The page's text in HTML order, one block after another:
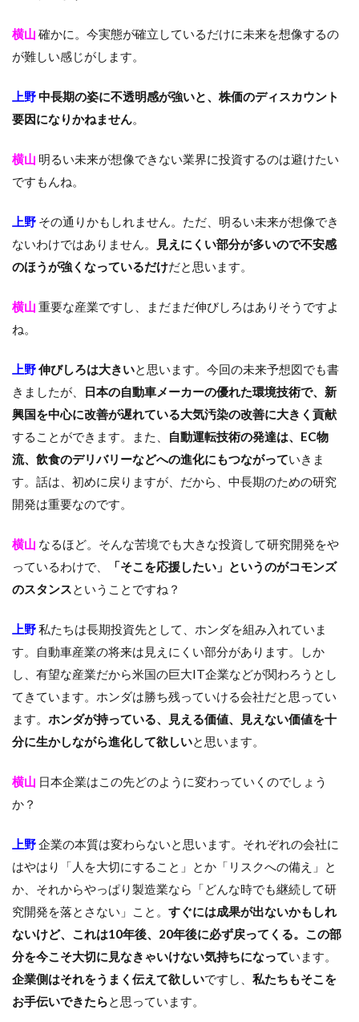
横山 確かに。今実態が確立しているだけに未来を想像するの
が難しい感じがします。
上野中長期の姿に不透明感が強いと、株価のディスカウント
要因になりかねません。
横山 明るい未来が想像できない業界に投資するのは避けたい
ですもんね。
上野 その通りかもしれません。ただ、明るい未来が想像でき
ないわけではありません。
見えにくい部分が多いので不安感
のほうが強くなっているだけだと思います。
横山 重要な産業ですし、まだまだ伸びしろはありそうですよ
ね。
上野伸びしろは大きいと思います。今回の未来予想図でも書
きましたが、
日本の自動車メーカーの優れた環境技術で、新
興国を中心に改善が遅れている大気汚染の改善に大きく貢献
することができます。また、
自動運転技術の発達は、EC物
流、飲食のデリバリーなどへの進化にもつながっていきま
す。話は、初めに戻りますが、だから、中長期のための研究
開発は重要なのです。
横山 なるほど。そんな苦境でも大きな投資して研究開発をや
っているわけで、
「そこを応援したい」というのがコモンズ
のスタンスということですね？
上野私たちは長期投資先として、ホンダを組み入れていま
す。自動車産業の将来は見えにくい部分があります。しか
し、有望な産業だから米国の巨大IT企業などが関わろうとし
てきています。ホンダは勝ち残っていける会社だと思ってい
ます。 ホンダが持っている、見える価値、見えない価値を十
分に生かしながら進化して欲しいと思います。
横山 日本企業はこの先どのように変わっていくのでしょう
か？
上野企業の本質は変わらないと思います。それぞれの会社に
はやはり「人を大切にすること」とか「リスクへの備え」と
か、それからやっぱり製造業なら「どんな時でも継続して研
究開発を落とさない」こと。 すぐには成果が出ないかもしれ
ないけど、これは10年後、20年後に必ず戻ってくる。この部
分を今こそ大切に見なきゃいけない気持ちになっています。
企業側はそれをうまく伝えて欲しいですし、 私たちもそこを
お手伝いできたらと思っています。